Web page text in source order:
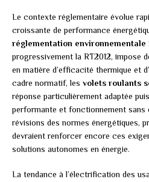
Le contexte réglementaire évolue
croissante de performance
réglementation environnementale
progressivement la RT2012, impose
en matière d’efficacité thermique et
cadre normatif, les volets roulants
réponse particulièrement adaptée
performante et fonctionnement sans
révisions des normes énergétiques,
devraient renforcer encore ces
solutions autonomes en énergie.
La tendance à l’électrification des